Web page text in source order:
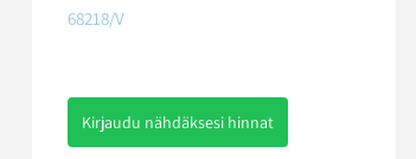
68218/V
Kirjaudu nähdäksesi hinnat